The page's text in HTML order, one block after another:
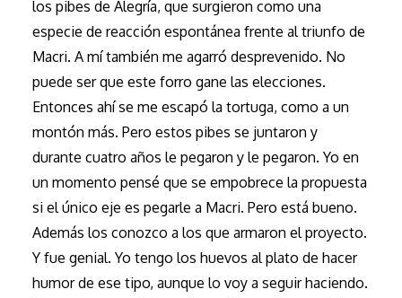
los pibes de Alegría, que surgieron como una
especie de reacción espontánea frente al triunfo de
Macri. A mí también me agarró desprevenido. No
puede ser que este forro gane las elecciones.
Entonces ahí se me escapó la tortuga, como a un
montón más. Pero estos pibes se juntaron y
durante cuatro años le pegaron y le pegaron. Yo en
un momento pensé que se empobrece la propuesta
si el único eje es pegarle a Macri. Pero está bueno.
Además los conozco a los que armaron el proyecto.
Y fue genial. Yo tengo los huevos al plato de hacer
humor de ese tipo, aunque lo voy a seguir haciendo.